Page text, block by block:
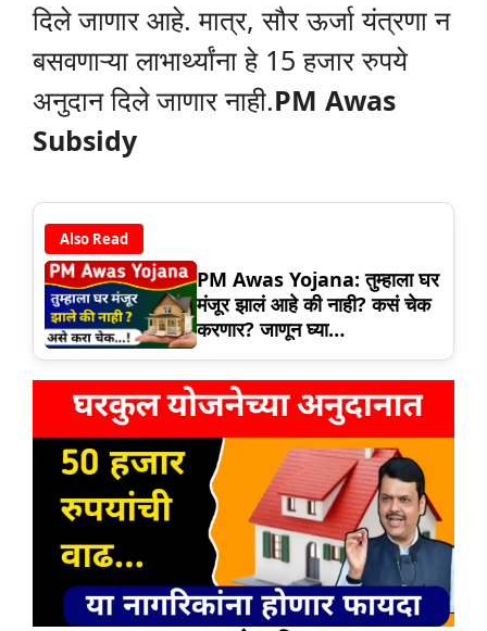
दिले जाणार आहे. मात्र, सौर ऊर्जा यंत्रणा न
बसवणाऱ्या लाभार्थ्यांना हे 15 हजार रुपये
अनुदान दिले जाणार नाही.PM Awas
Subsidy
Also Read
PM Awas Yojana: तुम्हाला घर
मंजूर झालं आहे की नाही? कसं चेक
करणार? जाणून घ्या…